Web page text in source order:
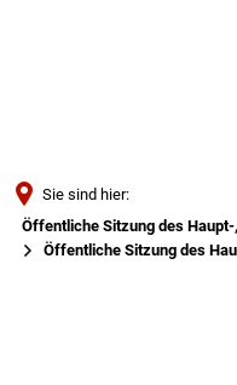
Sie sind hier:
Öffentliche Sitzung des
Öffentliche Sitzung des